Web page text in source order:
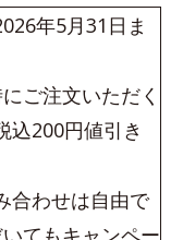
年5月31日ま
ご注文いただく
込200円値引き
合わせは自由で
てもキャンペー